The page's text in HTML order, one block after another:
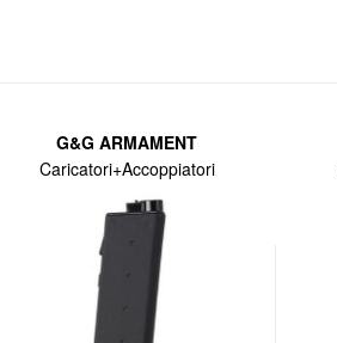
G&G ARMAMENT
Caricatori+Accoppiatori